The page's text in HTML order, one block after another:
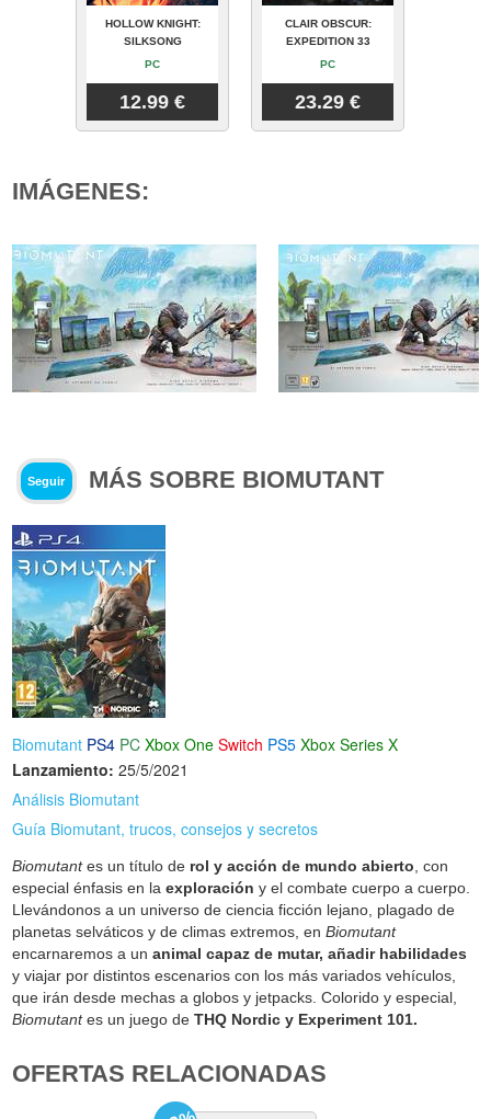
HOLLOW KNIGHT:
SILKSONG
PC
12.99 €
CLAIR OBSCUR:
EXPEDITION 33
PC
23.29 €
IMÁGENES:
Seguir MÁS SOBRE BIOMUTANT
Biomutant PS4 PC Xbox One Switch PS5 Xbox Series X
Lanzamiento: 25/5/2021
Análisis Biomutant
Guía Biomutant, trucos, consejos y secretos
Biomutantes un título de rol y acción de mundo abierto, con
especial énfasis en laexploración y el combate cuerpo a cuerpo.
Llevándonos a un universo de ciencia ficción lejano, plagado de
planetas selváticos y de climas extremos, enBiomutant
encarnaremos a unanimal capaz de mutar, añadir habilidades
y viajar por distintos escenarios con los más variados vehículos,
que irán desde mechas a globos y jetpacks. Colorido y especial,
Biomutantes un juego deTHQ Nordic y Experiment 101.
OFERTAS RELACIONADAS